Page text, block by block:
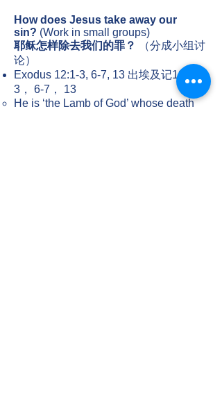
How does Jesus take away our
sin? (Work in small groups)
耶稣怎样除去我们的罪？
（分成小组讨
论）
Exodus 12:1-3, 6-7, 13 出埃及记12：1-
3， 6-7， 13
He is ‘the Lamb of God’ whose death